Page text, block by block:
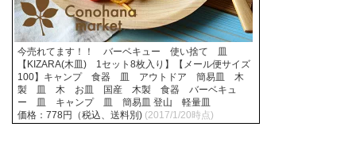
今売れてます！！ バーベキュー 使い捨て 皿
【KIZARA(木皿) 1セット8枚入り】【メール便サイズ
100】キャンプ 食器 皿 アウトドア 簡易皿 木
製 皿 木 お皿 国産 木製 食器 バーベキュ
ー 皿 キャンプ 皿 簡易皿 登山 軽量皿
価格：778円（税込、送料別) (2017/1/20時点)